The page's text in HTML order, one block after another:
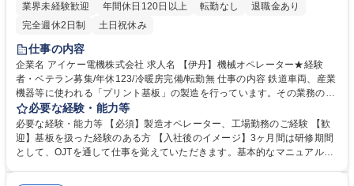
業界未経験歓迎
年間休日120日以上 転勤なし
退職金あり
完全週休2日制
土日祝休み
仕事の内容
企業名 アイケー電機株式会社 求人名 【伊丹】機械オペレーター★経験
者・ベテラン募集/年休123/冷暖房完備/転勤無 仕事の内容 鉄道車両、産業
機器等に使われる「プリント基板」の製造を行っています。その業務の中
の、「自動装着機の操作（機械オペレーター）」をお任せします。 【具体
的】基板に電子部品などをはんだを用いて取り付けていただくのですが、
その際に自動装着機と呼ばれる専用機械を使用していただきます。基本的
にはマニュアル通りに設定いただき、操作いただきます！【職場環境】工
必要な経験・能力等
必要な経験・能力等 【必須】製造オペレーター、工場勤務のご経験 【歓
迎】基板を扱った経験のある方 【入社後のイメージ】3ヶ月間は研修期間
として、OJTを通して仕事を覚えていただきます。基本的なマニュアルが